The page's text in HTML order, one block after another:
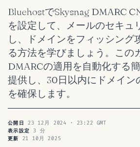
BluehostでSkysnag DMARC
を設定して、メールのセキュ
し、ドメインをフィッシング
る方法を学びましょう。この
DMARCの適用を自動化する
提供し、30日以内にドメイン
を確保します。
公開日 23 12月 2024 · 23:22 GMT
表示設定 3 分
更新 21 10月 2025